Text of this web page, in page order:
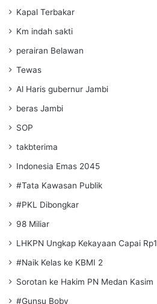
Kapal Terbakar
Km indah sakti
perairan Belawan
Tewas
Al Haris gubernur Jambi
beras Jambi
SOP
takbterima
Indonesia Emas 2045
#Tata Kawasan Publik
#PKL Dibongkar
98 Miliar
LHKPN Ungkap Kekayaan Capai Rp1
#Naik Kelas ke KBMI 2
Sorotan ke Hakim PN Medan Kasim
#Gunsu Boby